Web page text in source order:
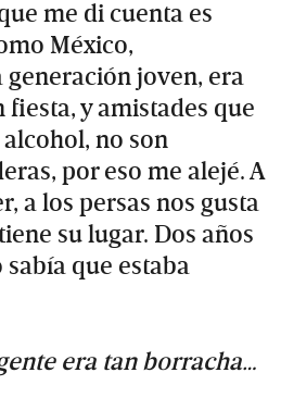
me di cuenta es
México,
joven, era
y amistades que
no son
por eso me alejé. A
a los persas nos gusta
su lugar. Dos años
sabía que estaba
era tan borracha…